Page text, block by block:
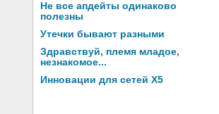
Не все апдейты одинаково
полезны
Утечки бывают разными
Здравствуй, племя младое,
незнакомое...
Инновации для сетей X5